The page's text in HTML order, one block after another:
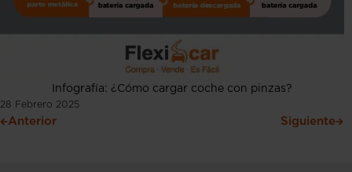
Infografía: ¿Cómo cargar coche con pinzas?
28 Febrero 2025
Anterior Siguiente